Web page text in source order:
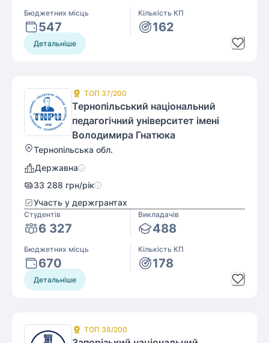
Бюджетних місць
547
Кількість КП
162
Детальніше
ТОП 37/200
Тернопільський національний
педагогічний університет імені
Володимира Гнатюка
Тернопільська обл.
Державна
33 288 грн/рік
Участь у держгрантах
Студентів
6 327
Викладачів
488
Бюджетних місць
670
Кількість КП
178
Детальніше
ТОП 38/200